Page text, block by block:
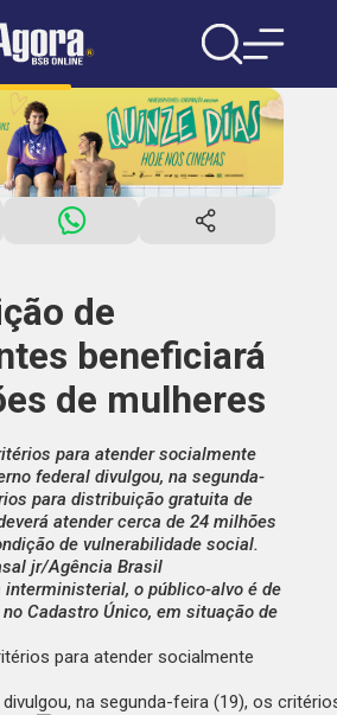
de
beneficiará
de mulheres
para atender socialmente
federal divulgou, na segunda-
para distribuição gratuita de
atender cerca de 24 milhões
de vulnerabilidade social.
jr/Agência Brasil
interministerial, o público-alvo é de
Cadastro Único, em situação de
para atender socialmente
na segunda-feira (19), os